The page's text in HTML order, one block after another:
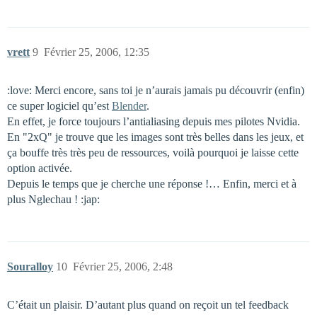
vrett Février 25, 2006, 12:35
9
:love: Merci encore, sans toi je n’aurais jamais pu découvrir (enfin)
ce super logiciel qu’est Blender.
En effet, je force toujours l’antialiasing depuis mes pilotes Nvidia.
En "2xQ" je trouve que les images sont très belles dans les jeux, et
ça bouffe très très peu de ressources, voilà pourquoi je laisse cette
option activée.
Depuis le temps que je cherche une réponse !… Enfin, merci et à
plus Nglechau ! :jap:
Souralloy Février 25, 2006, 2:48
10
C’était un plaisir. D’autant plus quand on reçoit un tel feedback